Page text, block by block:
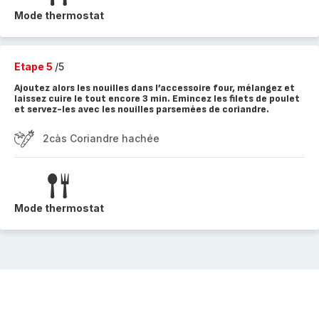
Mode thermostat
Etape 5 /5
Ajoutez alors les nouilles dans l’accessoire four, mélangez et
laissez cuire le tout encore 3 min. Emincez les filets de poulet
et servez-les avec les nouilles parsemées de coriandre.
2càs Coriandre hachée
Mode thermostat